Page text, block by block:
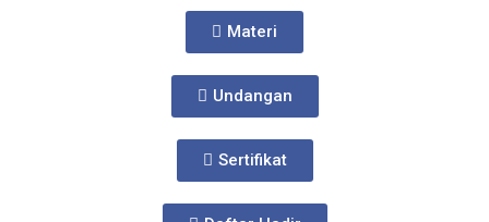
Materi
Undangan
Sertifikat